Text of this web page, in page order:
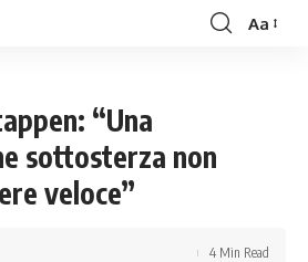
Font
Aa
“Una
sottosterza non
veloce”
4 Min Read